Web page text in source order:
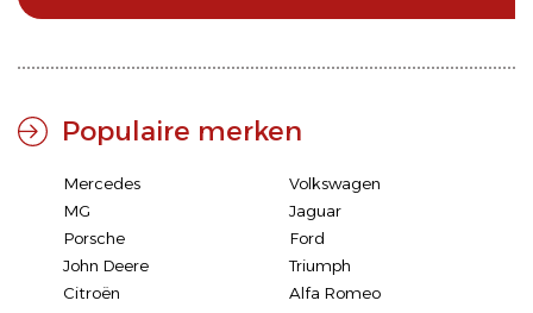
Populaire merken
Mercedes
Volkswagen
MG
Jaguar
Porsche
Ford
John Deere
Triumph
Citroën
Alfa Romeo